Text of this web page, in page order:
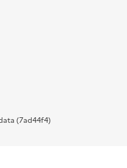
(7ad44f4)